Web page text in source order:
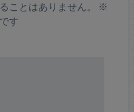
ことはありません。
※
す